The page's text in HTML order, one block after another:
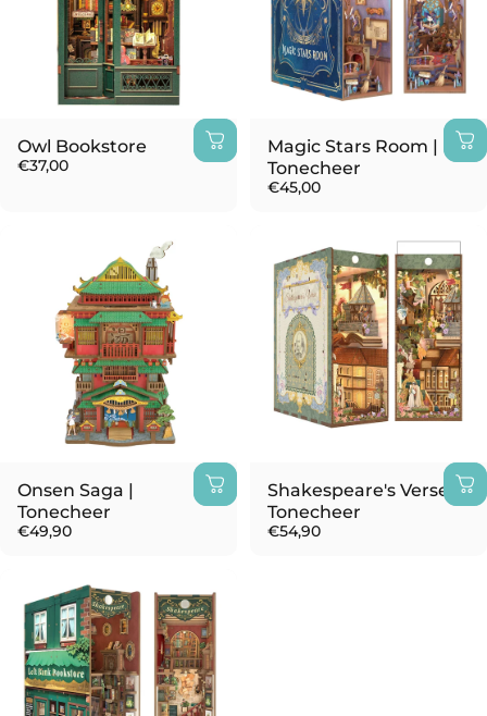
Owl Bookstore
€37,00
Magic Stars Room |
Tonecheer
€45,00
Onsen Saga |
Tonecheer
€49,90
Shakespeare's Verse |
Tonecheer
€54,90